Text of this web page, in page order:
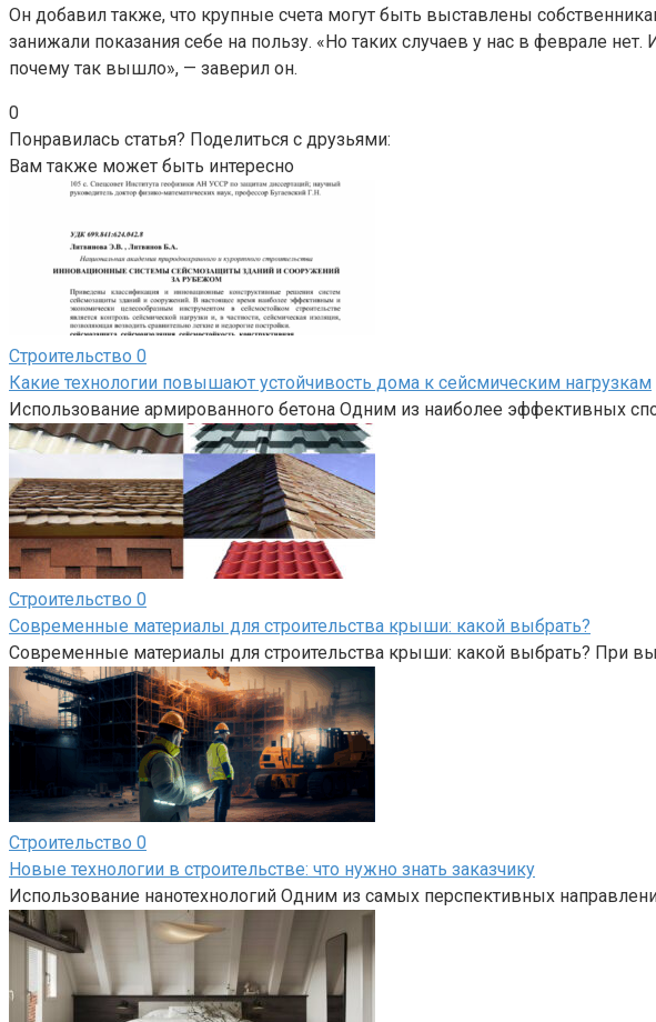
Он добавил также, что крупные счета могут быть выставлены
занижали показания себе на пользу. «Но таких случаев у нас в феврале
почему так вышло», — заверил он.
0
Понравилась статья? Поделиться с друзьями:
Вам также может быть интересно
Строительство 0
Какие технологии повышают устойчивость дома к сейсмическим нагрузкам
Использование армированного бетона Одним из наиболее эффективных
Строительство 0
Современные материалы для строительства крыши: какой выбрать?
Современные материалы для строительства крыши: какой выбрать? При
Строительство 0
Новые технологии в строительстве: что нужно знать заказчику
Использование нанотехнологий Одним из самых перспективных